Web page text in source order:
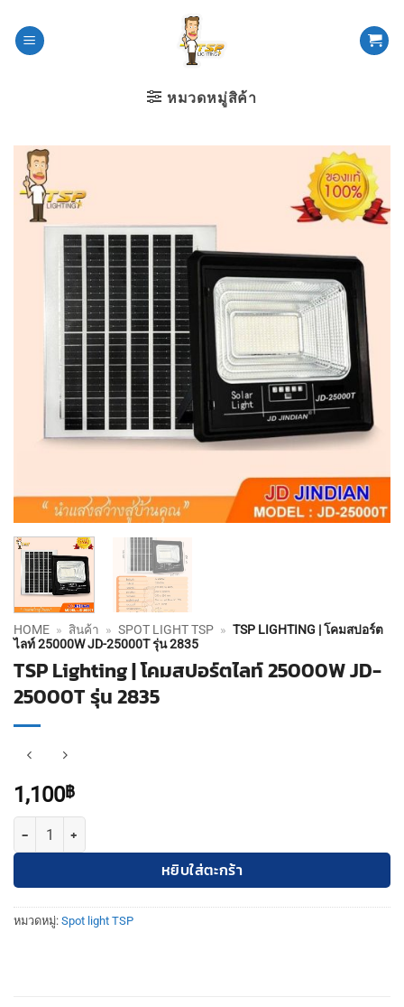
หมวดหมู่สิค้า
HOME » สินค้า » SPOT LIGHT TSP » TSP LIGHTING | โคมสปอร์ต
ไลท์ 25000W JD-25000T รุ่น 2835
TSP Lighting | โคมสปอร์ตไลท์ 25000W JD-
25000T รุ่น 2835
1,100฿
จำนวน TSP Lighting | โคมสปอร์ตไลท์ 25000W JD-25000T รุ่น 2835 ชิ้
หยิบใส่ตะกร้า
หมวดหมู่: Spot light TSP